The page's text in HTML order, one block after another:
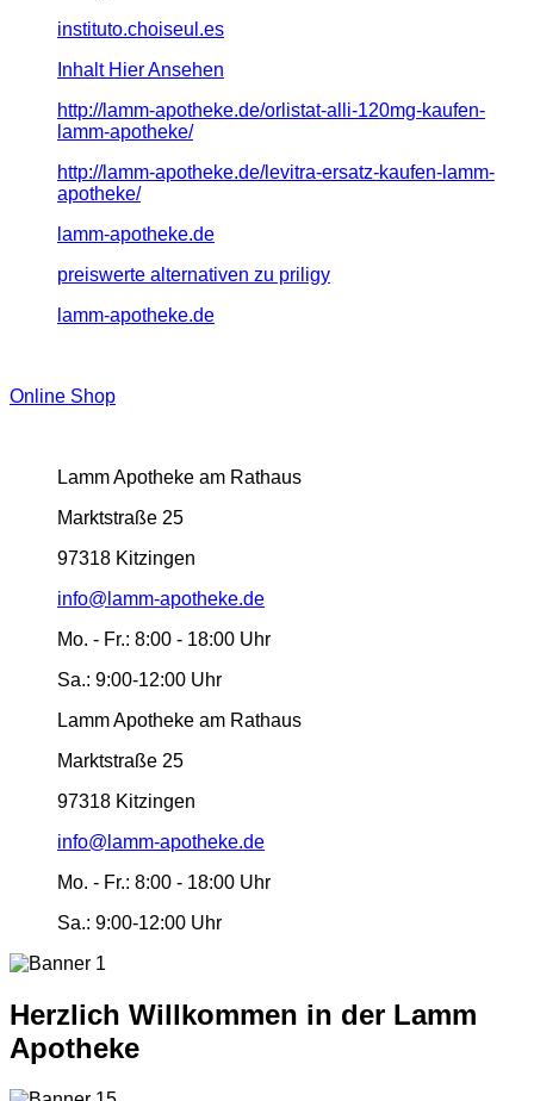
instituto.choiseul.es
Inhalt Hier Ansehen
http://lamm-apotheke.de/orlistat-alli-120mg-kaufen-
lamm-apotheke/
http://lamm-apotheke.de/levitra-ersatz-kaufen-lamm-
apotheke/
lamm-apotheke.de
preiswerte alternativen zu priligy
lamm-apotheke.de
Online Shop
Lamm Apotheke am Rathaus
Marktstraße 25
97318 Kitzingen
info@lamm-apotheke.de
Mo. - Fr.: 8:00 - 18:00 Uhr
Sa.: 9:00-12:00 Uhr
Lamm Apotheke am Rathaus
Marktstraße 25
97318 Kitzingen
info@lamm-apotheke.de
Mo. - Fr.: 8:00 - 18:00 Uhr
Sa.: 9:00-12:00 Uhr
Herzlich Willkommen in der Lamm
Apotheke